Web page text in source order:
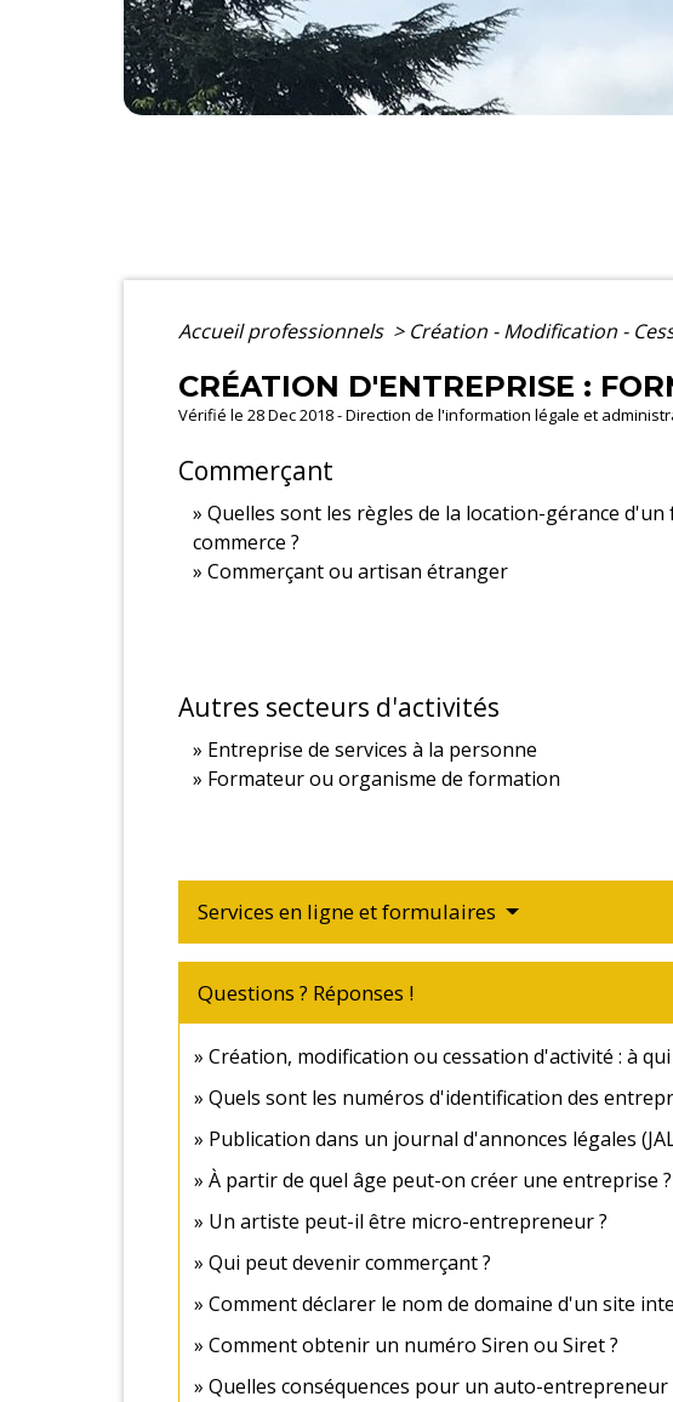
Accueil professionnels > Création - Modification -
CRÉATION D'ENTREPRISE :
Vérifié le 28 Dec 2018 - Direction de l'information légale et
Commerçant
Quelles sont les règles de la location-gérance d'un
commerce ?
Commerçant ou artisan étranger
Autres secteurs d'activités
Entreprise de services à la personne
Formateur ou organisme de formation
Services en ligne et formulaires
Questions ? Réponses !
Création, modification ou cessation d'activité : à
Quels sont les numéros d'identification des
Publication dans un journal d'annonces légales
À partir de quel âge peut-on créer une entreprise ?
Un artiste peut-il être micro-entrepreneur ?
Qui peut devenir commerçant ?
Comment déclarer le nom de domaine d'un site
Comment obtenir un numéro Siren ou Siret ?
Quelles conséquences pour un auto-entrepreneur